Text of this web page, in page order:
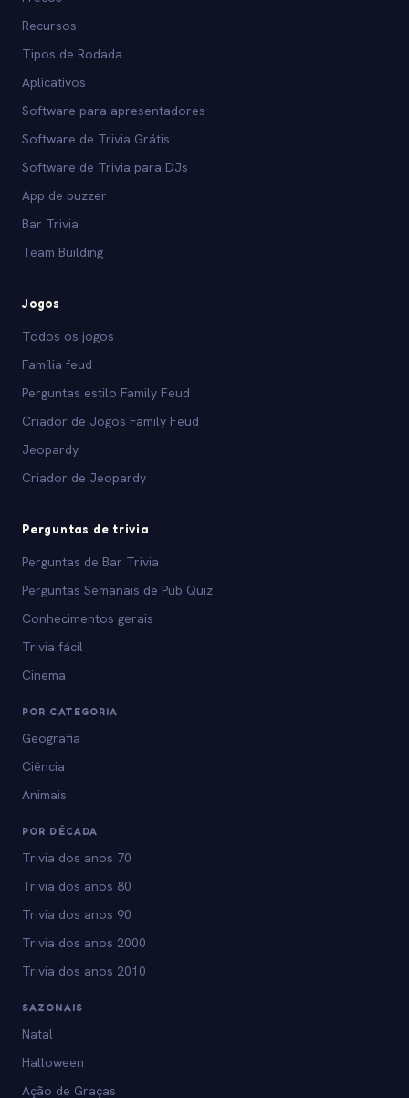
Recursos
Tipos de Rodada
Aplicativos
Software para apresentadores
Software de Trivia Grátis
Software de Trivia para DJs
App de buzzer
Bar Trivia
Team Building
Jogos
Todos os jogos
Família feud
Perguntas estilo Family Feud
Criador de Jogos Family Feud
Jeopardy
Criador de Jeopardy
Perguntas de trivia
Perguntas de Bar Trivia
Perguntas Semanais de Pub Quiz
Conhecimentos gerais
Trivia fácil
Cinema
POR CATEGORIA
Geografia
Ciência
Animais
POR DÉCADA
Trivia dos anos 70
Trivia dos anos 80
Trivia dos anos 90
Trivia dos anos 2000
Trivia dos anos 2010
SAZONAIS
Natal
Halloween
Ação de Graças